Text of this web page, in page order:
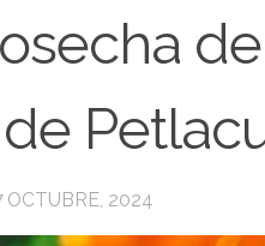
OCTUBRE, 2024